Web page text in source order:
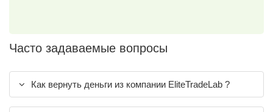
Часто задаваемые вопросы
Как вернуть деньги из компании EliteTradeLab ?